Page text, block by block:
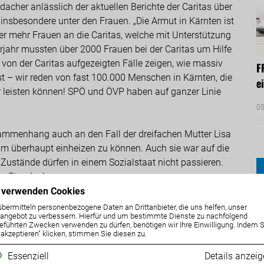
Cookies
personenbezogene Daten an Drittanbieter, die uns helfen, unser
zu verbessern. Hierfür und um bestimmte Dienste zu nachfolgend
Zwecken verwenden zu dürfen, benötigen wir Ihre Einwilligung. Indem
akzeptieren" klicken, stimmen Sie diesen zu.
Essenziell Details
anlässlich der aktuellen Berichte der Caritas über
unter den Frauen. „Die Armut in Kärnten ist
mehr Frauen an die Caritas, welche mit Unterstützung
mussten über 2000 Frauen bei der Caritas um Hilfe
der Caritas aufgezeigten Fälle zeigen, wie massiv
wir reden von fast 100.000 Menschen in Kärnten, die
können! SPÖ und ÖVP haben auf ganzer Linie
auch an den Fall der dreifachen Mutter Lisa
überhaupt einheizen zu können. Auch sie war auf die
dürfen in einem Sozialstaat nicht passieren.
Staudacher.
Fälle Ausdruck einer dramatischen
in Armut lebt oder armutsgefährdet ist, ist die
SPÖ in Kärnten verantwortlich ist. Lebensmittel, Miete,
Politik der Regierung teurer geworden. Aber unsere